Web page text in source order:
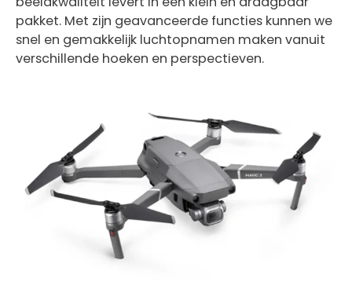
pakket. Met zijn geavanceerde functies kunnen we
snel en gemakkelijk luchtopnamen maken vanuit
verschillende hoeken en perspectieven.